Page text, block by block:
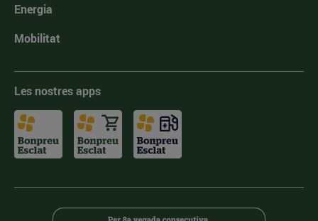
Energia
Mobilitat
Les nostres apps